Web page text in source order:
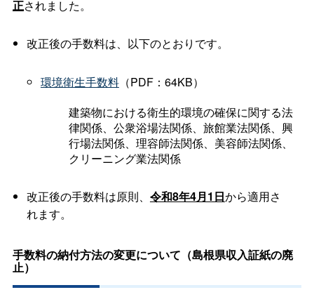
正されました。
改正後の手数料は、以下のとおりです。
環境衛生手数料（PDF：64KB）
建築物における衛生的環境の確保に関する法
律関係、公衆浴場法関係、旅館業法関係、興
行場法関係、理容師法関係、美容師法関係、
クリーニング業法関係
改正後の手数料は原則、 令和8年4月1日から適用さ
れます。
手数料の納付方法の変更について（島根県収入証紙の廃
止）